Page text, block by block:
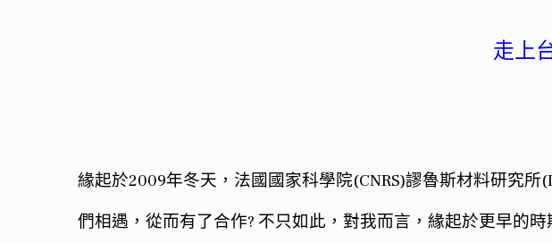
走上
緣起於2009年冬天，法國國家科學院(CNRS)謬魯斯材料研究所
們相遇，從而有了合作? 不只如此，對我而言，緣起於更早的